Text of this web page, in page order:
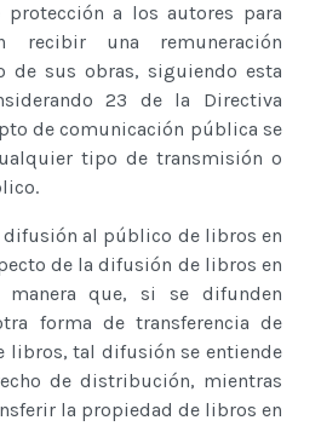
a los autores para
recibir una remuneración
de sus obras, siguiendo esta
23 de la Directiva
de comunicación pública se
tipo de transmisión o
difusión al público de libros en
de la difusión de libros en
que, si se difunden
forma de transferencia de
libros, tal difusión se entiende
de distribución, mientras
la propiedad de libros en